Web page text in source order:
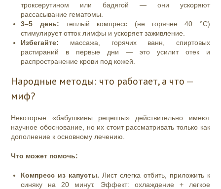
троксерутином или бадягой — они ускоряют
рассасывание гематомы.
3–5 день: теплый компресс (не горячее 40 °C)
стимулирует отток лимфы и ускоряет заживление.
Избегайте: массажа, горячих ванн, спиртовых
растираний в первые дни — это усилит отек и
распространение крови под кожей.
Народные методы: что работает, а что —
миф?
Некоторые «бабушкины рецепты» действительно имеют
научное обоснование, но их стоит рассматривать только как
дополнение к основному лечению.
Что может помочь:
Компресс из капусты. Лист слегка отбить, приложить к
синяку на 20 минут. Эффект: охлаждение + легкое